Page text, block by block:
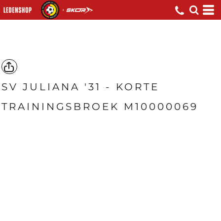
SV JULIANA '31 - KORTE
TRAININGSBROEK M10000069